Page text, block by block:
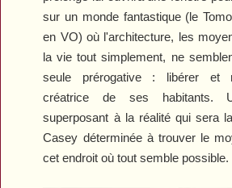
sur un monde fantastique (le
en VO) où l'architecture, les
la vie tout simplement, ne
seule prérogative : libérer et
créatrice de ses habitants.
superposant à la réalité qui sera
Casey déterminée à trouver le
cet endroit où tout semble possible.